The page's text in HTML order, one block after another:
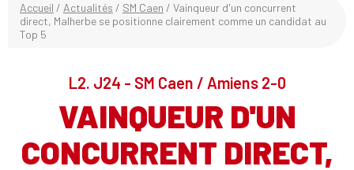
Accueil / Actualités / SM Caen / Vainqueur d'un concurrent
direct, Malherbe se positionne clairement comme un candidat au
Top 5
L2. J24 - SM Caen / Amiens 2-0
VAINQUEUR D'UN
CONCURRENT DIRECT,